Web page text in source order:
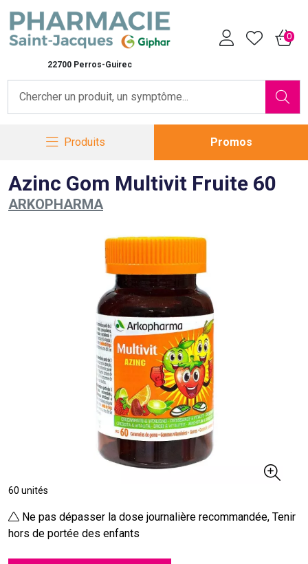
22700 Perros-Guirec
0
Produits Promos
Azinc Gom Multivit Fruite 60
ARKOPHARMA
60 unités
Ne pas dépasser la dose journalière recommandée, Tenir
hors de portée des enfants